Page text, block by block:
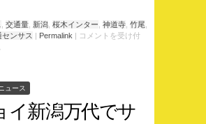
交通量 新潟 桜木インター 神道寺 竹尾
ンサス | Permalink | コメントを受け付
ュース
イ新潟万代でサ